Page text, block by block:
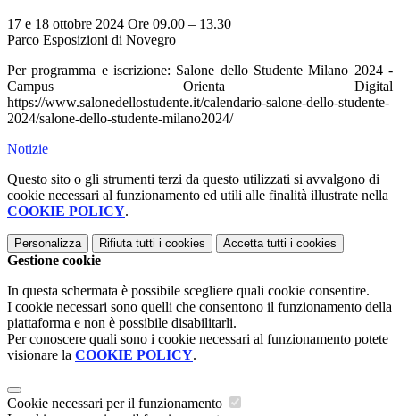
17 e 18 ottobre 2024 Ore 09.00 – 13.30
Parco Esposizioni di Novegro
Per programma e iscrizione: Salone dello Studente Milano 2024 -
Campus Orienta Digital
https://www.salonedellostudente.it/calendario-salone-dello-studente-
2024/salone-dello-studente-milano2024/
Notizie
Questo sito o gli strumenti terzi da questo utilizzati si avvalgono di
cookie necessari al funzionamento ed utili alle finalità illustrate nella
COOKIE POLICY.
Personalizza Rifiuta tutti i cookies Accetta tutti i cookies
Gestione cookie
In questa schermata è possibile scegliere quali cookie consentire.
I cookie necessari sono quelli che consentono il funzionamento della
piattaforma e non è possibile disabilitarli.
Per conoscere quali sono i cookie necessari al funzionamento potete
visionare la COOKIE POLICY.
Cookie necessari per il funzionamento